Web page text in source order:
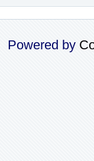
Powered by